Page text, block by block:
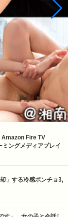
Amazon Fire TV
ングメディアプレイ
」する冷感ポンチョ3,